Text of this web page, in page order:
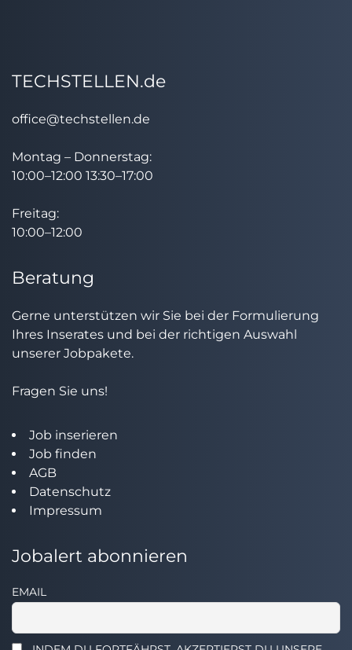
TECHSTELLEN.de
office@techstellen.de
Montag – Donnerstag:
10:00–12:00 13:30–17:00
Freitag:
10:00–12:00
Beratung
Gerne unterstützen wir Sie bei der Formulierung
Ihres Inserates und bei der richtigen Auswahl
unserer Jobpakete.
Fragen Sie uns!
Job inserieren
Job finden
AGB
Datenschutz
Impressum
Jobalert abonnieren
EMAIL